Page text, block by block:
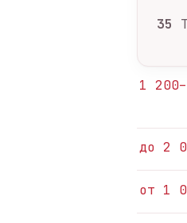
35
1
до 2
от 1